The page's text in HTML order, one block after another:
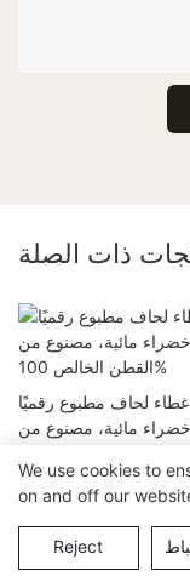
ذات الصلة
لحاف مطبوع رقميًا
خضراء مائية، مصنوع من
سياسة الخصوصية
We use cookies to
on and off our
Reject